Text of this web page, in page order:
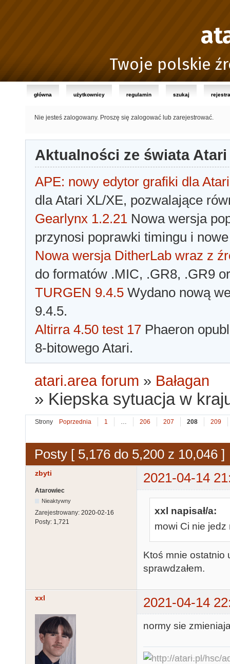
Twoje polskie
główna użytkownicy regulamin szukaj
Nie jesteś zalogowany. Proszę się zalogować lub zarejestrować.
Aktualności ze świata Atari
APE: nowy edytor grafiki dla Atari
dla Atari XL/XE, pozwalające
Gearlynx 1.2.21 Nowa wersja
przynosi poprawki timingu i
Nowa wersja DitherLab wraz z
do formatów .MIC, .GR8, .GR9
TURGEN 9.4.5 Wydano nową
9.4.5.
Altirra 4.50 test 17 Phaeron
8-bitowego Atari.
atari.area forum » Bałagan
» Kiepska sytuacja w
Strony Poprzednia 1 … 206 207 208 209
Posty [ 5,176 do 5,200 z 10,046 ]
zbyti 2021-04-14
Atarowiec
Nieaktywny
Zarejestrowany: 2020-02-16
Posty: 1,721
xxl napisał/a:
mowi Ci nie
Ktoś mnie ostatnio
sprawdzałem.
xxl 2021-04-14
normy sie